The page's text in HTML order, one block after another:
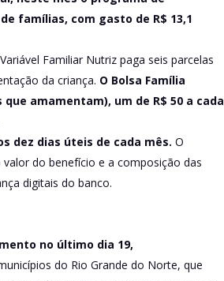
famílias, com gasto de R$ 13,1
Familiar Nutriz paga seis parcelas
da criança. O Bolsa Família
amamentam), um de R$ 50 a cada
dez dias úteis de cada mês. O
do benefício e a composição das
digitais do banco.
no último dia 19,
do Rio Grande do Norte, que